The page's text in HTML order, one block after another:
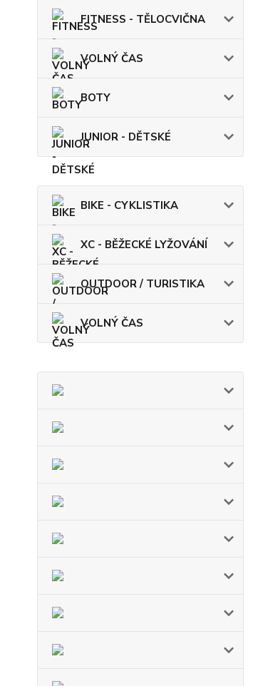
FITNESS - TĚLOCVIČNA
VOLNÝ ČAS
BOTY
JUNIOR - DĚTSKÉ
BIKE - CYKLISTIKA
XC - BĚŽECKÉ LYŽOVÁNÍ
OUTDOOR / TURISTIKA
VOLNÝ ČAS